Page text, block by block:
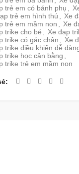
trẻ em có bánh phụ ,
trẻ em hình thú , Xe
trẻ em mầm non , Xe
trike cho bé , Xe đạp
trike có gác chân , Xe
trike điều khiển dễ
trike học cân bằng ,
trike trẻ em mầm non